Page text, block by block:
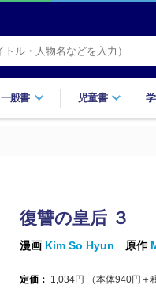
一般書 児童書
復讐の皇后 ３
漫画 Kim So Hyun 原作
定価： 1,034円 （本体940円＋